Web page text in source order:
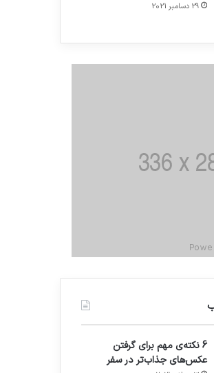
29 دسامبر 2021
6 نکته‌ی مهم برای گرفتن
عکس‌های جذاب‌تر در سفر